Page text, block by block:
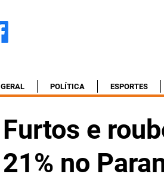
GERAL POLÍTICA ESPORTES
Furtos e
21% no